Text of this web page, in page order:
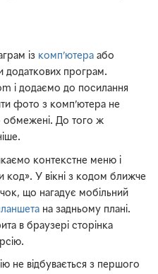
із комп’ютера або
додаткових програм.
і додаємо до посилання
фото з комп’ютера не
обмежені. До того ж
контекстне меню і
код». У вікні з кодом ближче
що нагадує мобільний
на задньому плані.
в браузері сторінка
не відбувається з першого